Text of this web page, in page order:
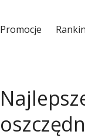
Promocje